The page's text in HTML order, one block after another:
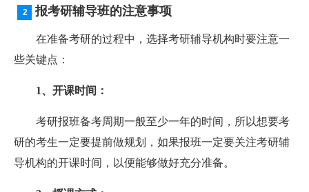
报考研辅导班的注意事项
在准备考研的过程中，选择考研辅导机构时要注意一
些关键点：
1、开课时间：
考研报班备考周期一般至少一年的时间，所以想要考
研的考生一定要提前做规划，如果报班一定要关注考研辅
导机构的开课时间，以便能够做好充分准备。